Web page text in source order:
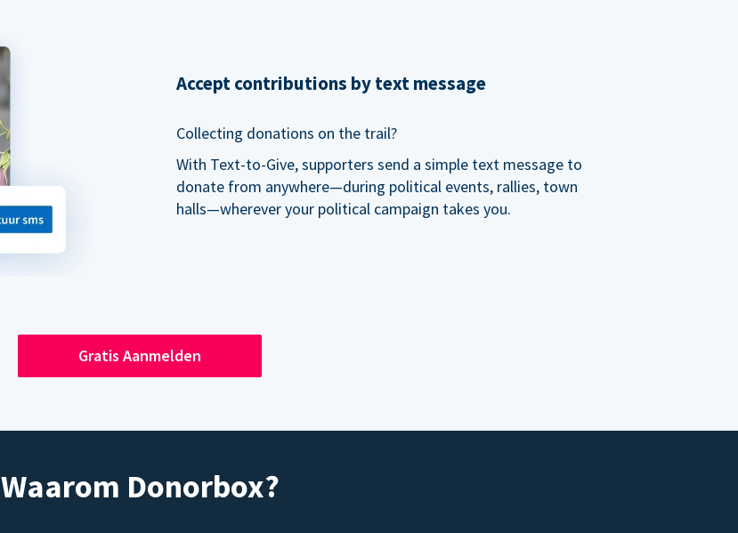
Accept contributions by text message
Collecting donations on the trail?
With Text-to-Give, supporters send a simple text message to
donate from anywhere—during political events, rallies, town
halls—wherever your political campaign takes you.
Gratis Aanmelden
Waarom Donorbox?